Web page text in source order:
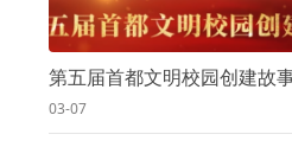
第五届首都文明校园创建故
03-07